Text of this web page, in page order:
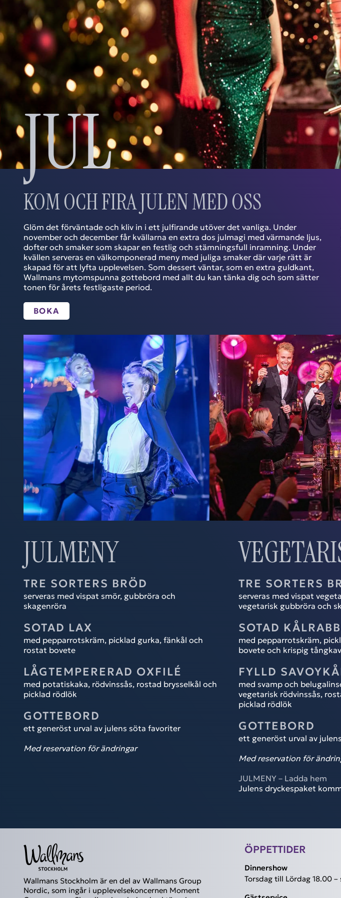
JUL
KOM OCH FIRA JULEN MED OSS
Glöm det förväntade och kliv in i ett julfirande utöver det vanliga. Under
november och december får kvällarna en extra dos julmagi med värmande ljus,
dofter och smaker som skapar en festlig och stämningsfull inramning. Under
kvällen serveras en välkomponerad meny med juliga smaker där varje rätt är
skapad för att lyfta upplevelsen. Som dessert väntar, som en extra guldkant,
Wallmans mytomspunna gottebord med allt du kan tänka dig och som sätter
tonen för årets festligaste period.
BOKA
JULMENY
TRE SORTERS BRÖD
serveras med vispat smör, gubbröra och
skagenröra
SOTAD LAX
med pepparrotskräm, picklad gurka, fänkål och
rostat bovete
LÅGTEMPERERAD OXFILÉ
med potatiskaka, rödvinssås, rostad brysselkål och
picklad rödlök
GOTTEBORD
ett generöst urval av julens söta favoriter
Med reservation för ändringar
TRE SORTERS
serveras med vispat
vegetarisk gubbröra och
SOTAD
med pepparrotskräm,
bovete och krispig
FYLLD
med svamp och
vegetarisk rödvinssås,
picklad rödlök
GOTTEBORD
ett generöst urval av
Med reservation för
JULMENY – Ladda hem
Julens dryckespaket
Wallmans Stockholm är en del av Wallmans Group
Nordic, som ingår i upplevelsekoncernen Moment
ÖPPETTIDER
Dinnershow
Torsdag till Lördag 18.00 –